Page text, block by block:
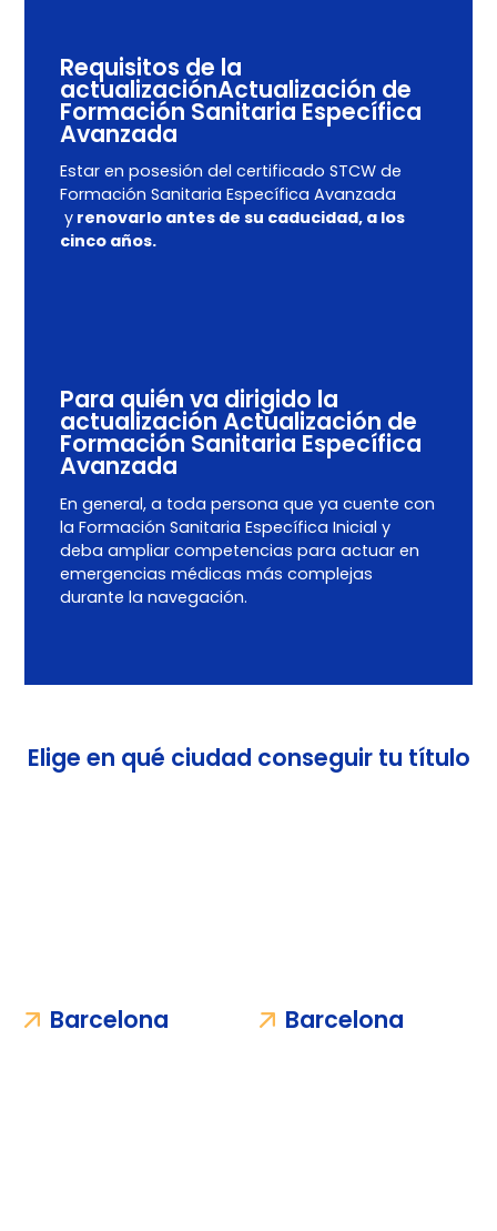
Requisitos de la
actualizaciónActualización de
Formación Sanitaria Específica
Avanzada
Estar en posesión del certificado STCW de
Formación Sanitaria Específica Avanzada
yrenovarlo antes de su caducidad, a los
cinco años.
Para quién va dirigido la
actualización Actualización de
Formación Sanitaria Específica
Avanzada
En general, a toda persona que ya cuente con
la Formación Sanitaria Específica Inicial y
deba ampliar competencias para actuar en
emergencias médicas más complejas
durante la navegación.
Elige en qué ciudad conseguir tu título
Barcelona Barcelona